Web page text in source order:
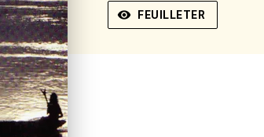
visibility FEUILLETER